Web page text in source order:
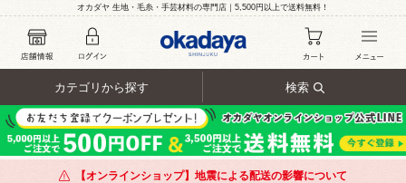
オカダヤ 生地・毛糸・手芸材料の専門店｜5,500円以上で送料無料！
カテゴリから探す 検索
【オンラインショップ】地震による配送の影響について